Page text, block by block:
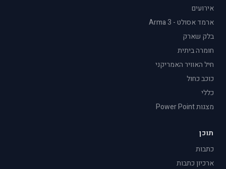
אירועים
ארמד אסולט - Arma 3
בלק שארק
חומרה ביתית
חיל האוויר האמריקני
כוכב כחול
כללי
מצגות Power Point
תוכן
כתבות
ארכיון כתבות